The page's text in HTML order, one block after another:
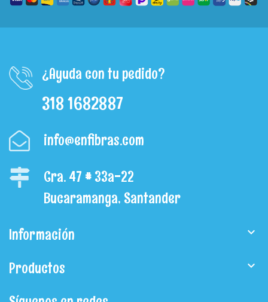
¿Ayuda con tu pedido?
318 1682887
info@enfibras.com
Cra. 47 # 33a-22
Bucaramanga, Santander
Información

Productos 